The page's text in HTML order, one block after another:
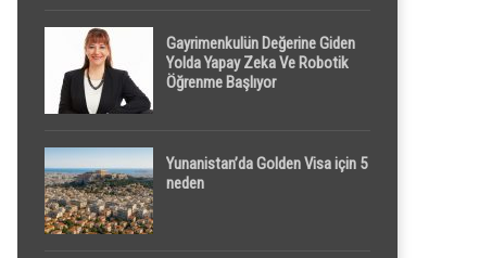
Gayrimenkulün Değerine Giden
Yolda Yapay Zeka Ve Robotik
Öğrenme Başlıyor
Yunanistan’da Golden Visa için 5
neden